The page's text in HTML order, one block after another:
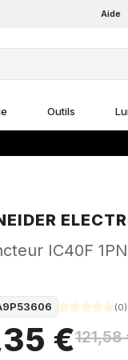
Aide
Outils
IC40F
(0)
€121,58